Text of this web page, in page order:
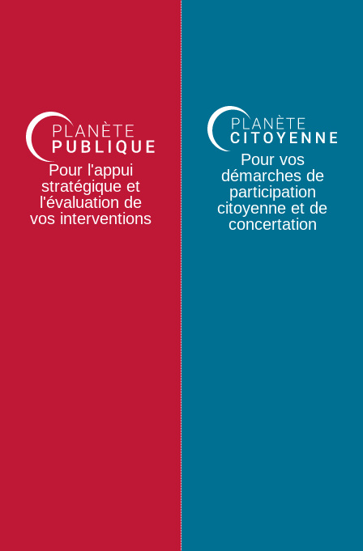
Pour l'appui
stratégique et
l'évaluation de
vos interventions
Pour vos
démarches de
participation
citoyenne et de
concertation